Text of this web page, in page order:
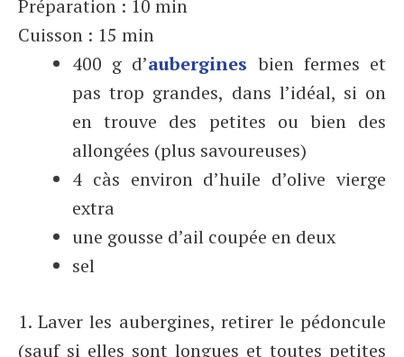
Préparation : 10 min
Cuisson : 15 min
400 g d’aubergines bien fermes et
pas trop grandes, dans l’idéal, si on
en trouve des petites ou bien des
allongées (plus savoureuses)
4 càs environ d’huile d’olive vierge
extra
une gousse d’ail coupée en deux
sel
1. Laver les aubergines, retirer le pédoncule
(sauf si elles sont longues et toutes petites